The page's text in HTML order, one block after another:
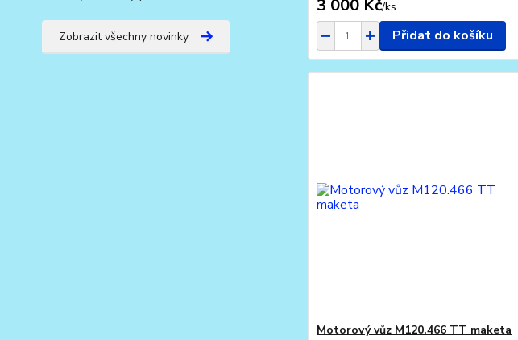
Zobrazit všechny novinky
3 000 Kč/ks
Přidat do košíku
Motorový vůz M120.466 TT maketa